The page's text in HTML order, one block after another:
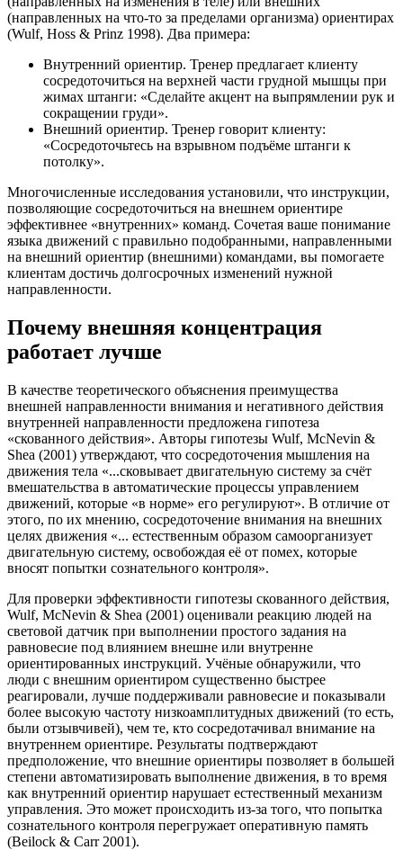
(направленных на что-то за пределами организма) ориентирах
(Wulf, Hoss & Prinz 1998). Два примера:
Внутренний ориентир. Тренер предлагает клиенту
сосредоточиться на верхней части грудной мышцы при
жимах штанги: «Сделайте акцент на выпрямлении рук и
сокращении груди».
Внешний ориентир. Тренер говорит клиенту:
«Сосредоточьтесь на взрывном подъёме штанги к
потолку».
Многочисленные исследования установили, что инструкции,
позволяющие сосредоточиться на внешнем ориентире
эффективнее «внутренних» команд. Сочетая ваше понимание
языка движений с правильно подобранными, направленными
на внешний ориентир (внешними) командами, вы помогаете
клиентам достичь долгосрочных изменений нужной
направленности.
Почему внешняя концентрация
работает лучше
В качестве теоретического объяснения преимущества
внешней направленности внимания и негативного действия
внутренней направленности предложена гипотеза
«скованного действия». Авторы гипотезы Wulf, McNevin &
Shea (2001) утверждают, что сосредоточения мышления на
движения тела «...сковывает двигательную систему за счёт
вмешательства в автоматические процессы управлением
движений, которые «в норме» его регулируют». В отличие от
этого, по их мнению, сосредоточение внимания на внешних
целях движения «... естественным образом самоорганизует
двигательную систему, освобождая её от помех, которые
вносят попытки сознательного контроля».
Для проверки эффективности гипотезы скованного действия,
Wulf, McNevin & Shea (2001) оценивали реакцию людей на
световой датчик при выполнении простого задания на
равновесие под влиянием внешне или внутренне
ориентированных инструкций. Учёные обнаружили, что
люди с внешним ориентиром существенно быстрее
реагировали, лучше поддерживали равновесие и показывали
более высокую частоту низкоамплитудных движений (то есть,
были отзывчивей), чем те, кто сосредотачивал внимание на
внутреннем ориентире. Результаты подтверждают
предположение, что внешние ориентиры позволяет в большей
степени автоматизировать выполнение движения, в то время
как внутренний ориентир нарушает естественный механизм
управления. Это может происходить из-за того, что попытка
сознательного контроля перегружает оперативную память
(Beilock & Carr 2001).